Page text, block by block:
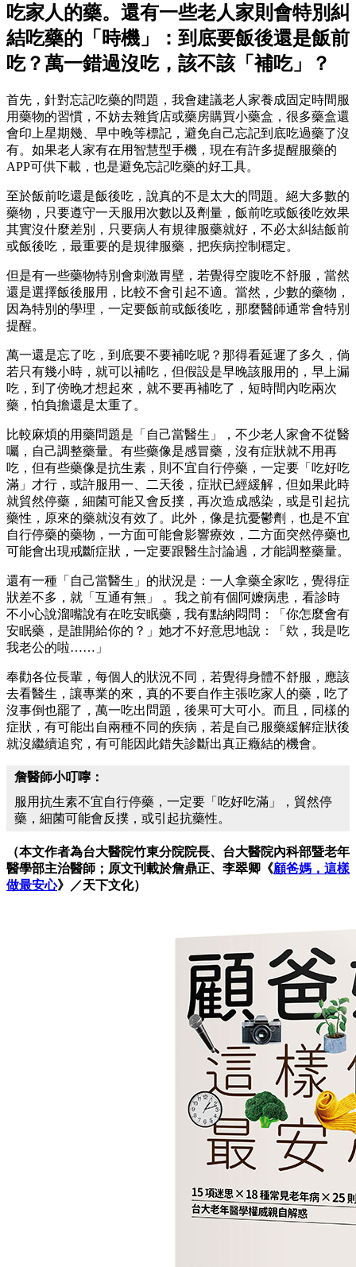
吃家人的藥。還有一些老人家則會特別糾
結吃藥的「時機」：到底要飯後還是飯前
吃？萬一錯過沒吃，該不該「補吃」？
首先，針對忘記吃藥的問題，我會建議老人家養成固定時間服
用藥物的習慣，不妨去雜貨店或藥房購買小藥盒，很多藥盒還
會印上星期幾、早中晚等標記，避免自己忘記到底吃過藥了沒
有。如果老人家有在用智慧型手機，現在有許多提醒服藥的
APP可供下載，也是避免忘記吃藥的好工具。
至於飯前吃還是飯後吃，說真的不是太大的問題。絕大多數的
藥物，只要遵守一天服用次數以及劑量，飯前吃或飯後吃效果
其實沒什麼差別，只要病人有規律服藥就好，不必太糾結飯前
或飯後吃，最重要的是規律服藥，把疾病控制穩定。
但是有一些藥物特別會刺激胃壁，若覺得空腹吃不舒服，當然
還是選擇飯後服用，比較不會引起不適。當然，少數的藥物，
因為特別的學理，一定要飯前或飯後吃，那麼醫師通常會特別
提醒。
萬一還是忘了吃，到底要不要補吃呢？那得看延遲了多久，倘
若只有幾小時，就可以補吃，但假設是早晚該服用的，早上漏
吃，到了傍晚才想起來，就不要再補吃了，短時間內吃兩次
藥，怕負擔還是太重了。
比較麻煩的用藥問題是「自己當醫生」，不少老人家會不從醫
囑，自己調整藥量。有些藥像是感冒藥，沒有症狀就不用再
吃，但有些藥像是抗生素，則不宜自行停藥，一定要「吃好吃
滿」才行，或許服用一、二天後，症狀已經緩解，但如果此時
就貿然停藥，細菌可能又會反撲，再次造成感染，或是引起抗
藥性，原來的藥就沒有效了。此外，像是抗憂鬱劑，也是不宜
自行停藥的藥物，一方面可能會影響療效，二方面突然停藥也
可能會出現戒斷症狀，一定要跟醫生討論過，才能調整藥量。
還有一種「自己當醫生」的狀況是：一人拿藥全家吃，覺得症
狀差不多，就「互通有無」 。我之前有個阿嬤病患，看診時
不小心說溜嘴說有在吃安眠藥，我有點納悶問：「你怎麼會有
安眠藥，是誰開給你的？」她才不好意思地說：「欸，我是吃
我老公的啦……」
奉勸各位長輩，每個人的狀況不同，若覺得身體不舒服，應該
去看醫生，讓專業的來，真的不要自作主張吃家人的藥，吃了
沒事倒也罷了，萬一吃出問題，後果可大可小。而且，同樣的
症狀，有可能出自兩種不同的疾病，若是自己服藥緩解症狀後
就沒繼續追究，有可能因此錯失診斷出真正癥結的機會。
詹醫師小叮嚀：
服用抗生素不宜自行停藥，一定要「吃好吃滿」，貿然停
藥，細菌可能會反撲，或引起抗藥性。
（本文作者為台大醫院竹東分院院長、台大醫院內科部暨老年
醫學部主治醫師；原文刊載於詹鼎正、李翠卿《顧爸媽，這樣
做最安心》／天下文化）